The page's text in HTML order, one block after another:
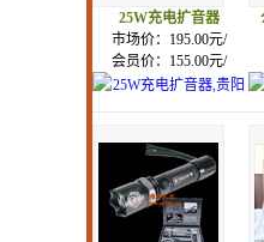
25W充电扩音器
市场价：195.00元/
会员价：155.00元/